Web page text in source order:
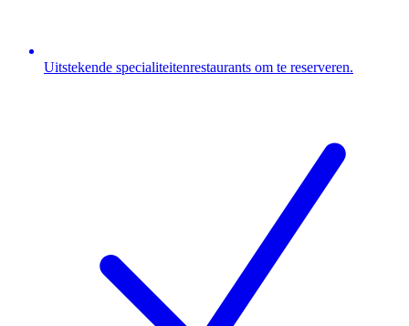
Uitstekende specialiteitenrestaurants om te reserveren.